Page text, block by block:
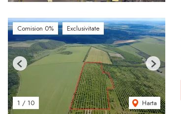
Comision 0% Exclusivitate
1 / 10 Harta
Previous Next